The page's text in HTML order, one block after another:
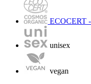
ECOCERT
unisex
vegan